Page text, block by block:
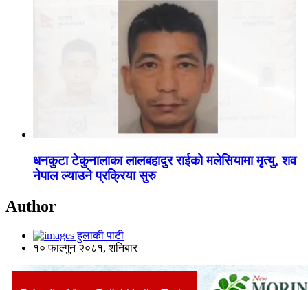
धनकुटा टेकुनालाका लालबहादुर राईको मलेसियामा मृत्यु, शव
नेपाल ल्याउने प्रक्रिया सुरु
Author
हुलाकी पाटी
१० फाल्गुन २०८१, शनिबार